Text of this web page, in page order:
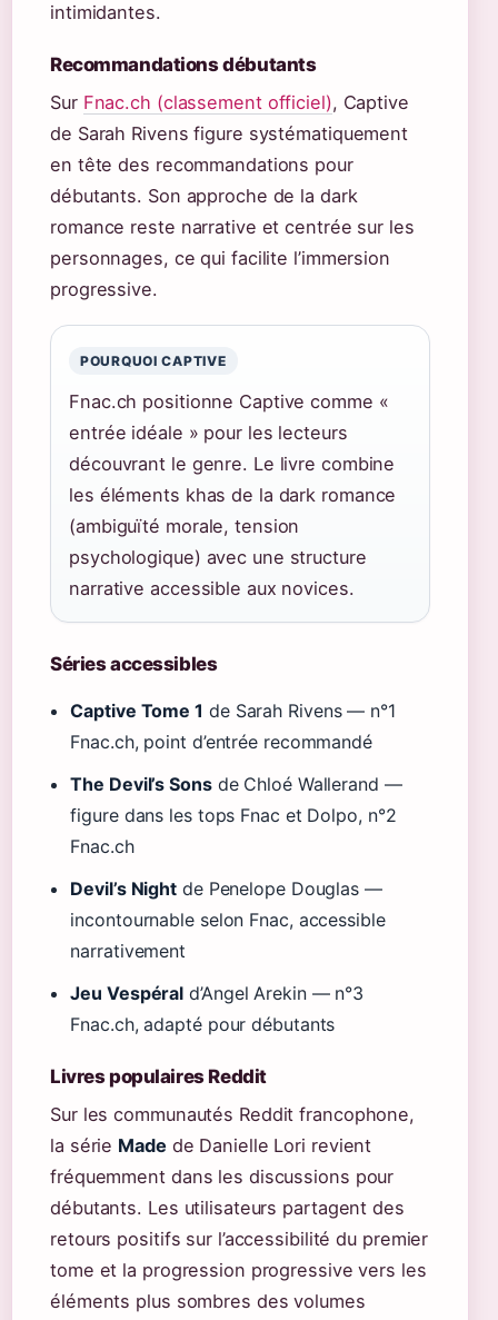
intimidantes.
Recommandations débutants
Sur Fnac.ch (classement officiel), Captive
de Sarah Rivens figure systématiquement
en tête des recommandations pour
débutants. Son approche de la dark
romance reste narrative et centrée sur les
personnages, ce qui facilite l’immersion
progressive.
POURQUOI CAPTIVE
Fnac.ch positionne Captive comme «
entrée idéale » pour les lecteurs
découvrant le genre. Le livre combine
les éléments khas de la dark romance
(ambiguïté morale, tension
psychologique) avec une structure
narrative accessible aux novices.
Séries accessibles
Captive Tome 1 de Sarah Rivens — n°1
Fnac.ch, point d’entrée recommandé
The Devil’s Sonsde Chloé Wallerand —
figure dans les tops Fnac et Dolpo, n°2
Fnac.ch
Devil’s Night de Penelope Douglas —
incontournable selon Fnac, accessible
narrativement
Jeu Vespéral d’Angel Arekin — n°3
Fnac.ch, adapté pour débutants
Livres populaires Reddit
Sur les communautés Reddit francophone,
la série Madede Danielle Lori revient
fréquemment dans les discussions pour
débutants. Les utilisateurs partagent des
retours positifs sur l’accessibilité du premier
tome et la progression progressive vers les
éléments plus sombres des volumes